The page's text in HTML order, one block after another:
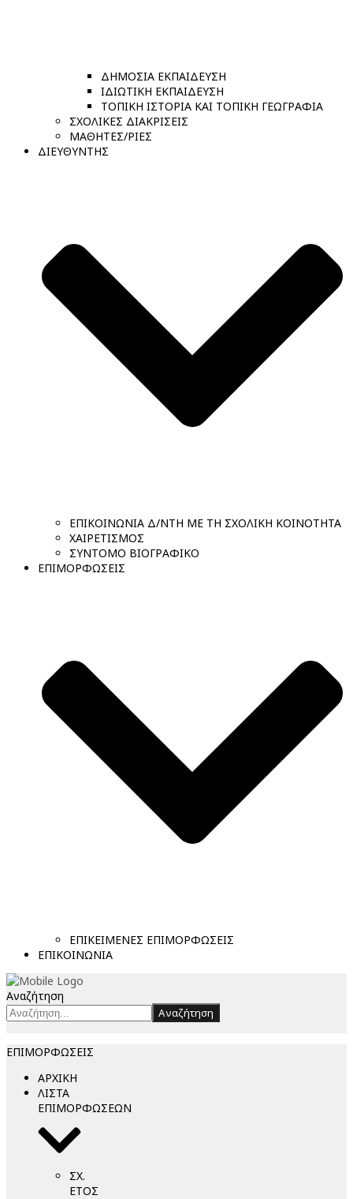
ΔΗΜΟΣΙΑ ΕΚΠΑΙΔΕΥΣΗ
ΙΔΙΩΤΙΚΗ ΕΚΠΑΙΔΕΥΣΗ
ΤΟΠΙΚΗ ΙΣΤΟΡΙΑ ΚΑΙ ΤΟΠΙΚΗ ΓΕΩΓΡΑΦΙΑ
ΣΧΟΛΙΚΕΣ ΔΙΑΚΡΙΣΕΙΣ
ΜΑΘΗΤΕΣ/ΡΙΕΣ
ΔΙΕΥΘΥΝΤΗΣ
ΕΠΙΚΟΙΝΩΝΙΑ Δ/ΝΤΗ ΜΕ ΤΗ ΣΧΟΛΙΚΗ ΚΟΙΝΟΤΗΤΑ
ΧΑΙΡΕΤΙΣΜΟΣ
ΣΥΝΤΟΜΟ ΒΙΟΓΡΑΦΙΚΟ
ΕΠΙΜΟΡΦΩΣΕΙΣ
ΕΠΙΚΕΙΜΕΝΕΣ ΕΠΙΜΟΡΦΩΣΕΙΣ
ΕΠΙΚΟΙΝΩΝΙΑ
Αναζήτηση
Αναζήτηση
ΕΠΙΜΟΡΦΩΣΕΙΣ
ΑΡΧΙΚΗ
ΛΙΣΤΑ
ΕΠΙΜΟΡΦΩΣΕΩΝ
ΣΧ.
ΕΤΟΣ